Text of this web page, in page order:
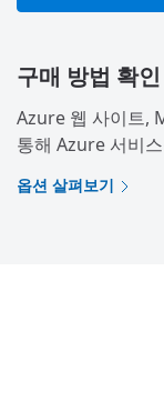
구매 방법 확인
Azure 웹 사이트,
통해 Azure 서비
옵션 살펴보기